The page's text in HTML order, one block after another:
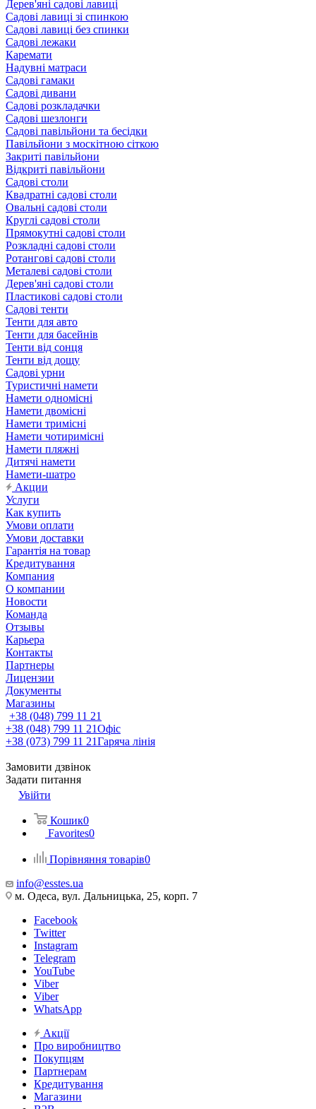
Дерев'яні садові лавиці
Садові лавиці зі спинкою
Садові лавиці без спинки
Садові лежаки
Каремати
Надувні матраси
Садові гамаки
Садові дивани
Садові розкладачки
Садові шезлонги
Садові павільйони та бесідки
Павільйони з москітною сіткою
Закриті павільйони
Відкриті павільйони
Садові столи
Квадратні садові столи
Овальні садові столи
Круглі садові столи
Прямокутні садові столи
Розкладні садові столи
Ротангові садові столи
Металеві садові столи
Дерев'яні садові столи
Пластикові садові столи
Садові тенти
Тенти для авто
Тенти для басейнів
Тенти від сонця
Тенти від дощу
Садові урни
Туристичні намети
Намети одномісні
Намети двомісні
Намети тримісні
Намети чотиримісні
Намети пляжні
Дитячі намети
Намети-шатро
Акции
Услуги
Как купить
Умови оплати
Умови доставки
Гарантія на товар
Кредитування
Компания
О компании
Новости
Команда
Отзывы
Карьера
Контакты
Партнеры
Лицензии
Документы
Магазины
+38 (048) 799 11 21
+38 (048) 799 11 21Офіс
+38 (073) 799 11 21Гаряча лінія
Замовити дзвінок
Задати питання
Увійти
Кошик0
Favorites0
Порівняння товарів0
info@esstes.ua
м. Одеса, вул. Дальницька, 25, корп. 7
Facebook
Twitter
Instagram
Telegram
YouTube
Viber
Viber
WhatsApp
Акції
Про виробництво
Покупцям
Партнерам
Кредитування
Магазини